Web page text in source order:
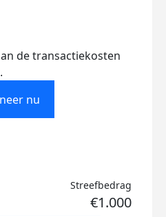
de transactiekosten
nu
Streefbedrag
€1.000